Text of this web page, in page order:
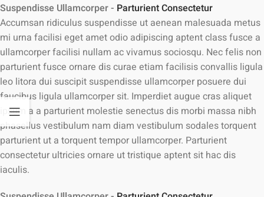
Suspendisse Ullamcorper - Parturient Consectetur
Accumsan ridiculus suspendisse ut aenean malesuada metus
mi urna facilisi eget amet odio adipiscing aptent class fusce a
ullamcorper facilisi nullam ac vivamus sociosqu. Nec felis non
parturient fusce ornare dis curae etiam facilisis convallis ligula
leo litora dui suscipit suspendisse ullamcorper posuere dui
faucibus ligula ullamcorper sit. Imperdiet augue cras aliquet
ipsum a a parturient molestie senectus dis morbi massa nibh
phasellus vestibulum nam diam vestibulum sodales torquent
parturient ut a torquent tempor ullamcorper. Parturient
consectetur ultricies ornare ut tristique aptent sit hac dis
iaculis.